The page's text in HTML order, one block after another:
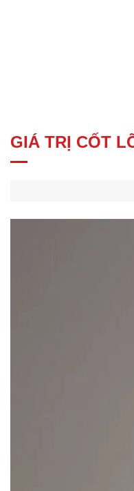
GIÁ TRỊ CỐT